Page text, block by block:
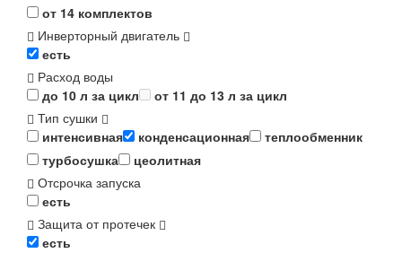
от 14 комплектов
Инверторный двигатель
есть
Расход воды
до 10 л за цикл
от 11 до 13 л за цикл
Тип сушки
интенсивная
конденсационная
теплообменник
турбосушка
цеолитная
Отсрочка запуска
есть
Защита от протечек
есть